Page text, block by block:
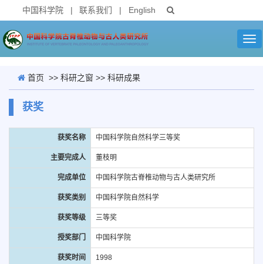
中国科学院 | 联系我们 | English
首页 >> 科研之窗 >> 科研成果
获奖
获奖名称 中国科学院自然科学三等奖
主要完成人 董枝明
完成单位 中国科学院古脊椎动物与古人类研究所
获奖类别 中国科学院自然科学
获奖等级 三等奖
授奖部门 中国科学院
获奖时间 1998